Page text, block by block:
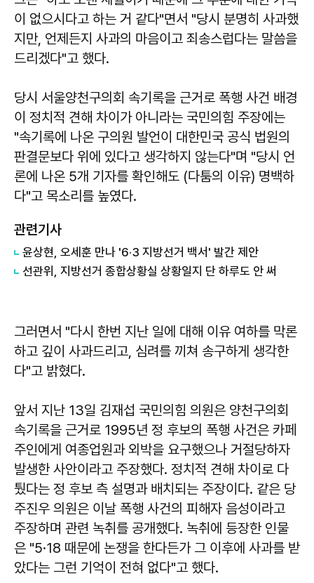
이 없으시다고 하는 거 같다"면서 "당시 분명히 사과했
지만, 언제든지 사과의 마음이고 죄송스럽다는 말씀을
드리겠다"고 했다.
당시 서울양천구의회 속기록을 근거로 폭행 사건 배경
이 정치적 견해 차이가 아니라는 국민의힘 주장에는
"속기록에 나온 구의원 발언이 대한민국 공식 법원의
판결문보다 위에 있다고 생각하지 않는다"며 "당시 언
론에 나온 5개 기자를 확인해도 (다툼의 이유) 명백하
다"고 목소리를 높였다.
관련기사
윤상현, 오세훈 만나 '6·3 지방선거 백서' 발간 제안
선관위, 지방선거 종합상황실 상황일지 단 하루도 안 써
그러면서 "다시 한번 지난 일에 대해 이유 여하를 막론
하고 깊이 사과드리고, 심려를 끼쳐 송구하게 생각한
다"고 밝혔다.
앞서 지난 13일 김재섭 국민의힘 의원은 양천구의회
속기록을 근거로 1995년 정 후보의 폭행 사건은 카페
주인에게 여종업원과 외박을 요구했으나 거절당하자
발생한 사안이라고 주장했다. 정치적 견해 차이로 다
퉜다는 정 후보 측 설명과 배치되는 주장이다. 같은 당
주진우 의원은 이날 폭행 사건의 피해자 음성이라고
주장하며 관련 녹취를 공개했다. 녹취에 등장한 인물
은 "5·18 때문에 논쟁을 한다든가 그 이후에 사과를 받
았다는 그런 기억이 전혀 없다"고 했다.